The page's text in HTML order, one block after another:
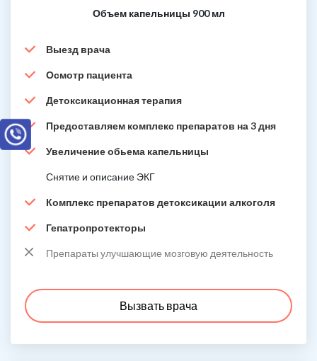
Объем капельницы 900 мл
Выезд врача
Осмотр пациента
Детоксикационная терапия
Предоставляем комплекс препаратов на 3 дня
Увеличение обьема капельницы
Снятие и описание ЭКГ
Комплекс препаратов детоксикации алкоголя
Гепатропротекторы
Препараты улучшающие мозговую деятельность
Вызвать врача